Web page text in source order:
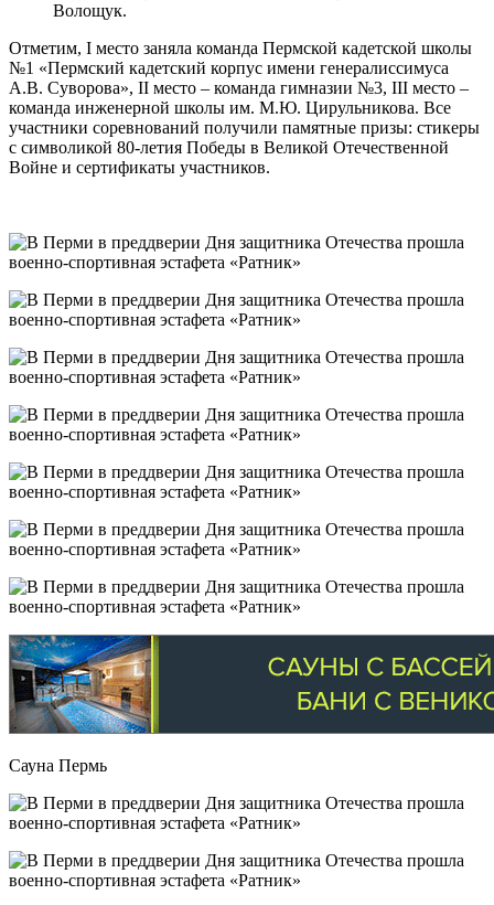
Волощук.
Отметим, I место заняла команда Пермской кадетской школы
№1 «Пермский кадетский корпус имени генералиссимуса
А.В. Суворова», II место – команда гимназии №3, III место –
команда инженерной школы им. М.Ю. Цирульникова. Все
участники соревнований получили памятные призы: стикеры
с символикой 80-летия Победы в Великой Отечественной
Войне и сертификаты участников.
Сауна Пермь